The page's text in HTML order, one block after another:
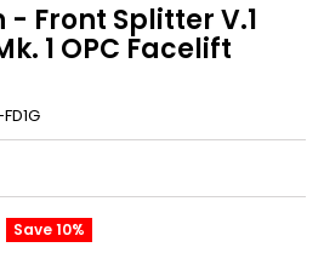
Front Splitter V.1
1 OPC Facelift
Save 10%